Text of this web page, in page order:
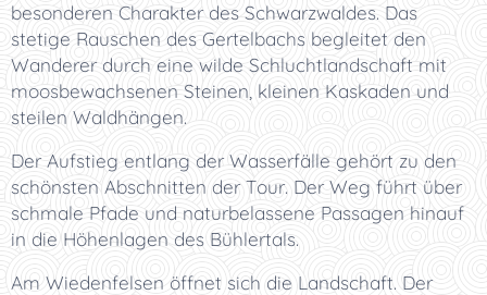
besonderen Charakter des Schwarzwaldes. Das
stetige Rauschen des Gertelbachs begleitet den
Wanderer durch eine wilde Schluchtlandschaft mit
moosbewachsenen Steinen, kleinen Kaskaden und
steilen Waldhängen.
Der Aufstieg entlang der Wasserfälle gehört zu den
schönsten Abschnitten der Tour. Der Weg führt über
schmale Pfade und naturbelassene Passagen hinauf
in die Höhenlagen des Bühlertals.
Am Wiedenfelsen öffnet sich die Landschaft. Der